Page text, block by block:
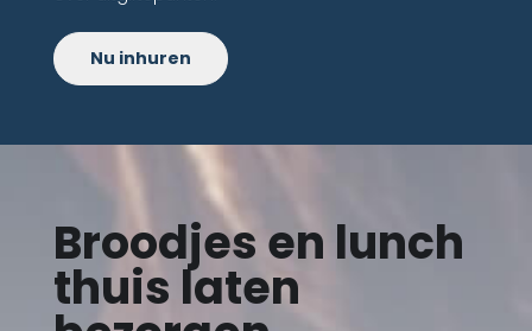
Nu inhuren
Broodjes en lunch
thuis laten